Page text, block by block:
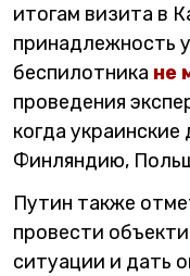
итогам визита в
принадлежность
беспилотника не
проведения
когда
Финляндию,
Путин также
провести
ситуации и дать